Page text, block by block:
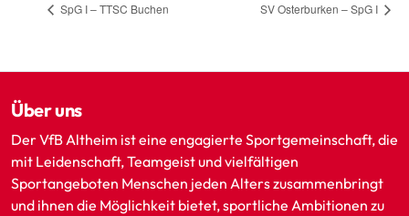
SpG I – TTSC Buchen SV Osterburken – SpG I
Über uns
Der VfB Altheim ist eine engagierte Sportgemeinschaft, die
mit Leidenschaft, Teamgeist und vielfältigen
Sportangeboten Menschen jeden Alters zusammenbringt
und ihnen die Möglichkeit bietet, sportliche Ambitionen zu